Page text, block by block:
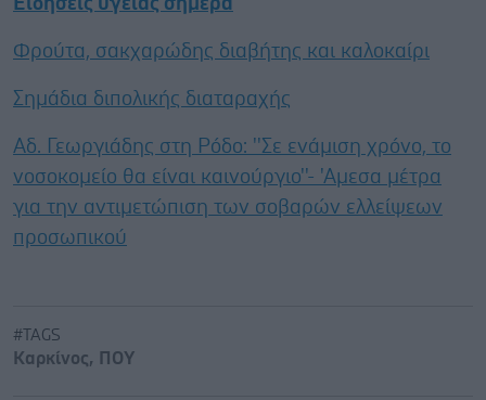
Φρούτα, σακχαρώδης διαβήτης και καλοκαίρι
Σημάδια διπολικής διαταραχής
Αδ. Γεωργιάδης στη Ρόδο: ''Σε ενάμιση χρόνο, το
νοσοκομείο θα είναι καινούργιο''- 'Αμεσα μέτρα
για την αντιμετώπιση των σοβαρών ελλείψεων
προσωπικού
#TAGS
Καρκίνος, ΠΟΥ